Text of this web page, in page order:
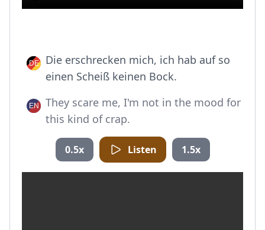
Die erschrecken mich, ich hab auf so
einen Scheiß keinen Bock.
They scare me, I'm not in the mood for
this kind of crap.
0.5x Listen 1.5x